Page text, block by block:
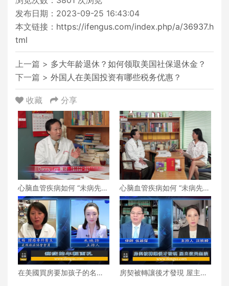
发布日期：2023-09-25 16:43:04
本文链接： https://ifengus.com/index.php/a/36937.h
tml
上一篇 > 多大年龄退休？如何领取美国社保退休金？
下一篇 > 外国人在美国投资有哪些税务优惠？
收藏 分享
心脑血管疾病如何 “未病先
防、既病防变” ？下
心脑血管疾病如何 “未病先
防、既病防变” ？上
在美國買房要加孩子的名字
房契被轉讓後才發現 屋主欲